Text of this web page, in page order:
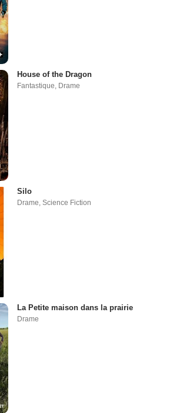
House of the Dragon
Fantastique, Drame
Silo
Drame ,Science Fiction
La Petite maison dans la prairie
Drame